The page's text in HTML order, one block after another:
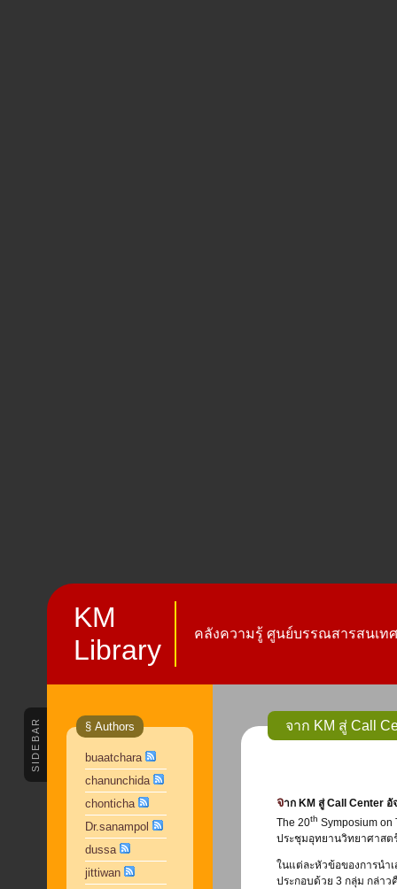
KM
Library
คลังความรู้ ศูนย์บรรณสารสนเท
SIDEBAR § Authors
buaatchara
chanunchida
chonticha
Dr.sanampol
dussa
jittiwan
จาก KM สู่ Call
จาก KM สู่ Call Center
The 20th Symposium on
ประชุมอุทยานวิทยาศาสต
ในแต่ละหัวข้อของการนำ
ประกอบด้วย 3 กลุ่ม กล่าว